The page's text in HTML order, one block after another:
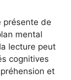
présente de
mental
lecture peut
cognitives
et